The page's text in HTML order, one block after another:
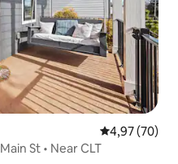
4,97 de uma
4,97 (70)
St • Near CLT